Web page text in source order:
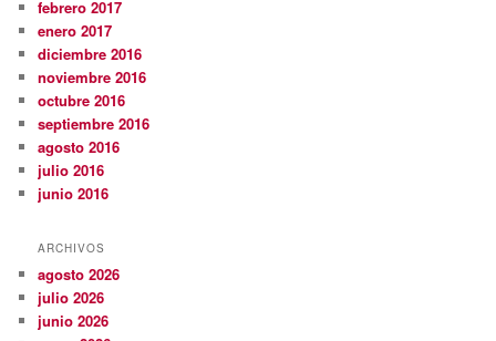
febrero 2017
enero 2017
diciembre 2016
noviembre 2016
octubre 2016
septiembre 2016
agosto 2016
julio 2016
junio 2016
ARCHIVOS
agosto 2026
julio 2026
junio 2026